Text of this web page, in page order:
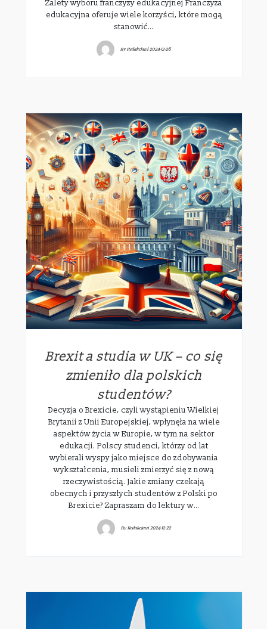
Zalety wyboru franczyzy edukacyjnej Franczyza
edukacyjna oferuje wiele korzyści, które mogą
stanowić…
ByRedakcjawi 2024-12-26
Brexit a studia w UK – co się
zmieniło dla polskich
studentów?
Decyzja o Brexicie, czyli wystąpieniu Wielkiej
Brytanii z Unii Europejskiej, wpłynęła na wiele
aspektów życia w Europie, w tym na sektor
edukacji. Polscy studenci, którzy od lat
wybierali wyspy jako miejsce do zdobywania
wykształcenia, musieli zmierzyć się z nową
rzeczywistością. Jakie zmiany czekają
obecnych i przyszłych studentów z Polski po
Brexicie? Zapraszam do lektury w…
ByRedakcjawi 2024-12-22